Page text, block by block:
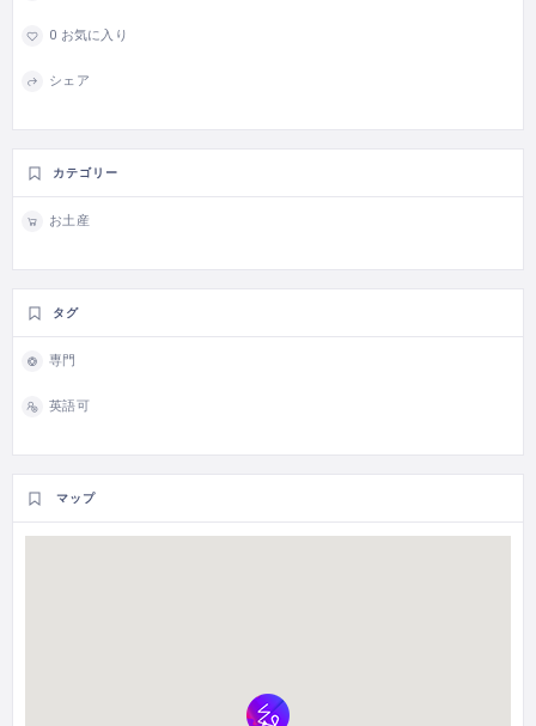
0 お気に入り
シェア
カテゴリー
お土産
タグ
専門
英語可
マップ